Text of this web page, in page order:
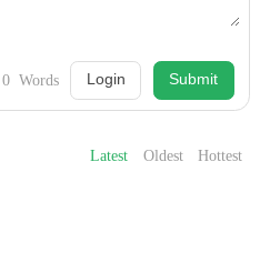
0 Words Login Submit
Latest Oldest Hottest